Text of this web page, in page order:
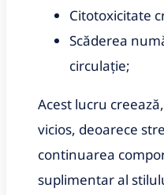
Citotoxicitate
Scăderea
circulație;
Acest lucru
vicios, deoarece
continuarea
suplimentar al